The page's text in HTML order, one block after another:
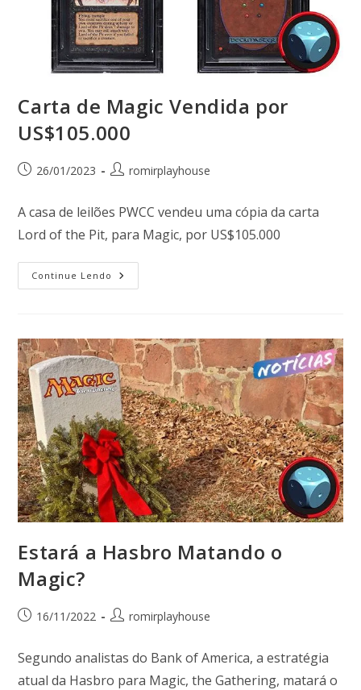
Carta de Magic Vendida por
US$105.000
26/01/2023 romirplayhouse
A casa de leilões PWCC vendeu uma cópia da carta
Lord of the Pit, para Magic, por US$105.000
Continue Lendo
Estará a Hasbro Matando o
Magic?
16/11/2022 romirplayhouse
Segundo analistas do Bank of America, a estratégia
atual da Hasbro para Magic, the Gathering, matará o